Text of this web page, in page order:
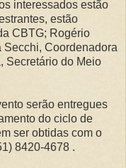
interessados estão
estão
CBTG; Rogério
Secchi, Coordenadora
Secretário do Meio
serão entregues
do ciclo de
ser obtidas com o
8420-4678 .